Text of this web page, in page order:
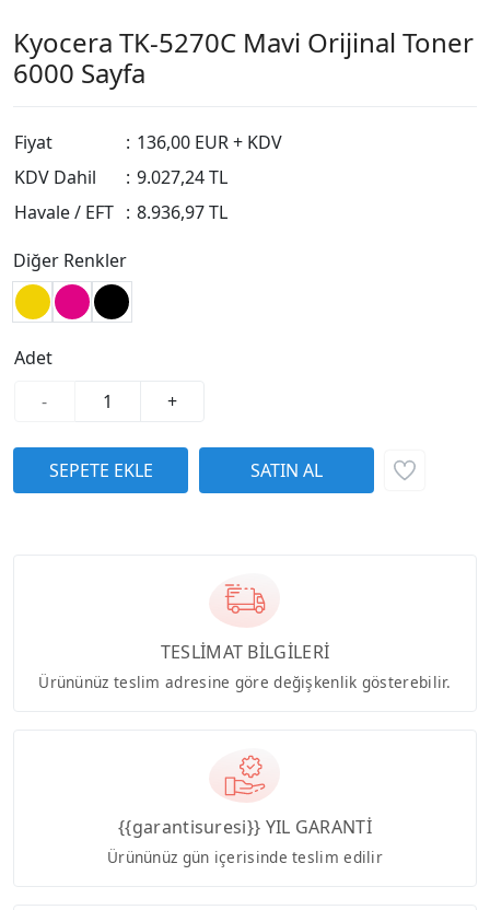
Kyocera TK-5270C Mavi Orijinal Toner
6000 Sayfa
Fiyat : 136,00 EUR + KDV
KDV Dahil
: 9.027,24 TL
Havale / EFT : 8.936,97 TL
Diğer Renkler
Adet
-
+
TESLİMAT BİLGİLERİ
Ürününüz teslim adresine göre değişkenlik gösterebilir.
{{garantisuresi}} YIL GARANTİ
Ürününüz gün içerisinde teslim edilir